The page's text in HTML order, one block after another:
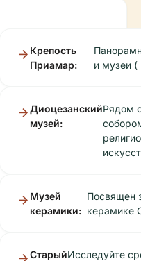
Крепость
Приамар:
и музеи (
Диоцезанский
музей:
Рядом
Музей
керамики:
Посвящен
керамике
СтарыйИсследуйте